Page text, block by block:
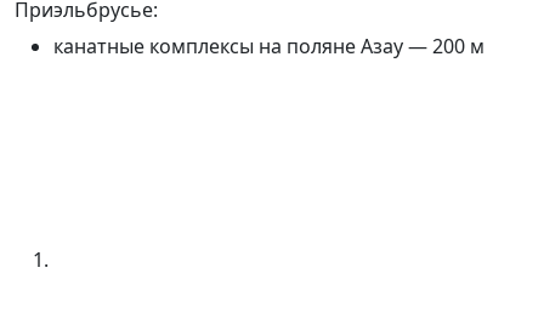
Приэльбрусье:
канатные комплексы на поляне Азау —200 м